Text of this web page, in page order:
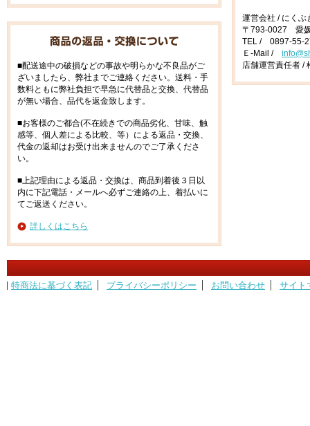
■配送途中の破損などの事故や明らかな不良品がご
ざいましたら、弊社までご連絡ください。送料・手
数料ともに弊社負担で早急に代替品と交換、代替品
が無い場合、品代を返金致します。
■お客様のご都合(不在続きでの商品劣化、甘味、触
感等、個人差による比較、等）による返品・交換、
代金の返却はお受け出来ませんのでご了承くださ
い。
■上記理由による返品・交換は、商品到着後３日以
内に下記電話・メールへ必ずご連絡の上、着払いに
てご返送ください。
詳しくはこちら
運営会社 / にくぶ
〒793-0027 愛
TEL / 0897-55-
Ｅ-Mail /
店舗運営責任者 /
特商法に基づく表記 プライバシーポリシー お問い合わせ サイト